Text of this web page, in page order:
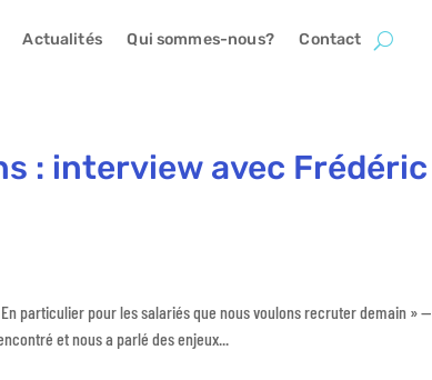
Actualités Qui sommes-nous? Contact
: interview avec Frédéric
En particulier pour les salariés que nous voulons recruter demain » —
et nous a parlé des enjeux...